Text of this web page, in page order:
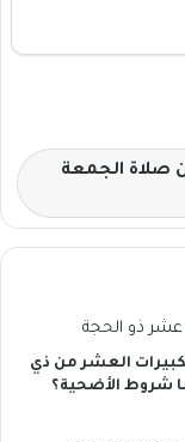
صلاة الجمعة
العشر من ذي
شروط الأضحية؟